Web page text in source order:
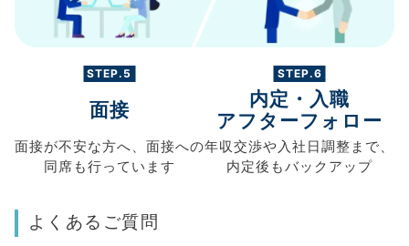
STEP.5
面接
面接が不安な方へ、 面接への
同席も行っています
STEP.6
内定・入職
アフターフォロー
年収交渉や入社日調整まで、
内定後もバックアップ
よくあるご質問